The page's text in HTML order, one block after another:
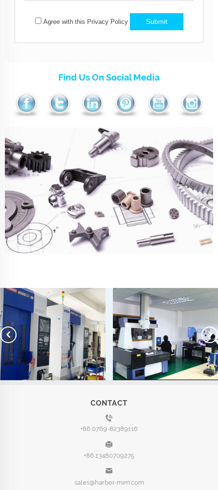
Agree with this Privacy Policy Submit
Find Us On Social Media
CONTACT
+86 0769-82389116
+86 13480709275
sales@harber-mim.com